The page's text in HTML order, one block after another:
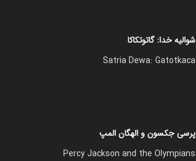
شوالیه خدا: گاتوتکاکا
Satria Dewa: Gatotkaca
پرسی جکسون و الهگان المپ
Percy Jackson and the Olympians